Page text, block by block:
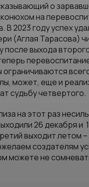
о
на
В 2023 году успех
(Аглая Тарасова)
после выхода
ограничиваются
может, еще и
судьбу четвертого.
на этот раз
26 декабря и
выходит летом
создателям
можете не